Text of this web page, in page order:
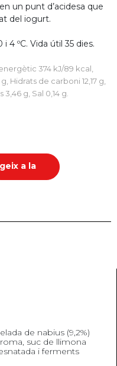
un punt d’acidesa que
del iogurt.
4 ºC. Vida útil 35 dies.
374 kJ/89 kcal,
Hidrats de carboni 12,17 g,
g, Sal 0,14 g.
a la
de nabius (9,2%)
suc de llimona
i ferments